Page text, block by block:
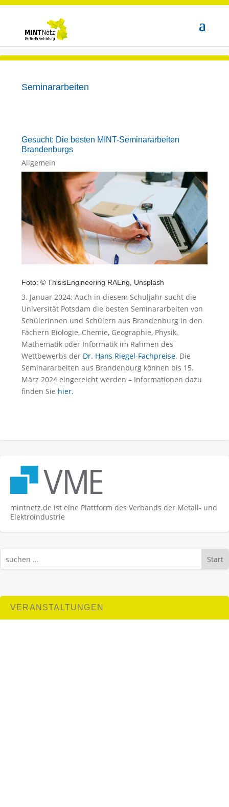
Seminararbeiten
Gesucht: Die besten MINT-Seminararbeiten
Brandenburgs
Allgemein
Foto: © ThisisEngineering RAEng, Unsplash
3. Januar 2024: Auch in diesem Schuljahr sucht die
Universität Potsdam die besten Seminararbeiten von
Schülerinnen und Schülern aus Brandenburg in den
Fächern Biologie, Chemie, Geographie, Physik,
Mathematik oder Informatik im Rahmen des
Wettbewerbs der Dr. Hans Riegel-Fachpreise. Die
Seminararbeiten aus Brandenburg können bis 15.
März 2024 eingereicht werden – Informationen dazu
finden Sie hier.
mintnetz.de ist eine Plattform des Verbands der Metall- und
Elektroindustrie
Start
VERANSTALTUNGEN